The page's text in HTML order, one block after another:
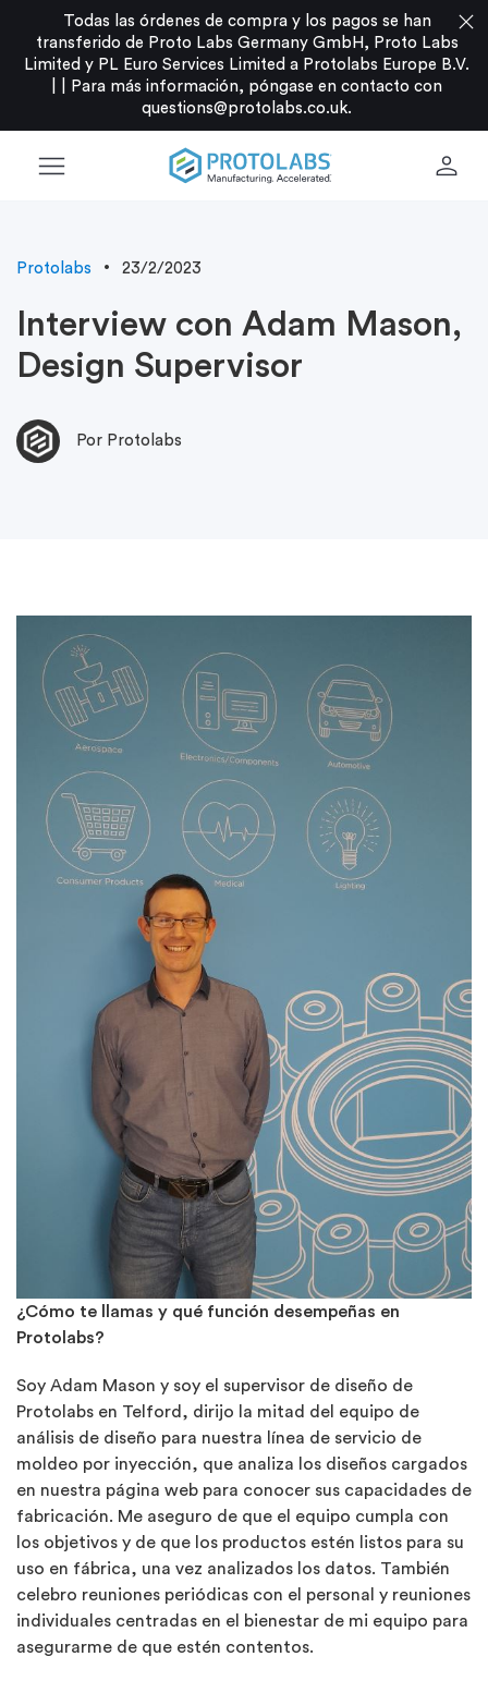
Todas las órdenes de compra y los pagos se han
transferido de Proto Labs Germany GmbH, Proto Labs
Limited y PL Euro Services Limited a Protolabs Europe B.V.
Para más información, póngase en contacto con
questions@protolabs.co.uk.
close
menu person
Protolabs 23/2/2023
Interview con Adam Mason,
Design Supervisor
Por Protolabs
¿Cómo te llamas y qué función desempeñas en
Protolabs?
Soy Adam Mason y soy el supervisor de diseño de
Protolabs en Telford, dirijo la mitad del equipo de
análisis de diseño para nuestra línea de servicio de
moldeo por inyección, que analiza los diseños cargados
en nuestra página web para conocer sus capacidades de
fabricación. Me aseguro de que el equipo cumpla con
los objetivos y de que los productos estén listos para su
uso en fábrica, una vez analizados los datos. También
celebro reuniones periódicas con el personal y reuniones
individuales centradas en el bienestar de mi equipo para
asegurarme de que estén contentos.